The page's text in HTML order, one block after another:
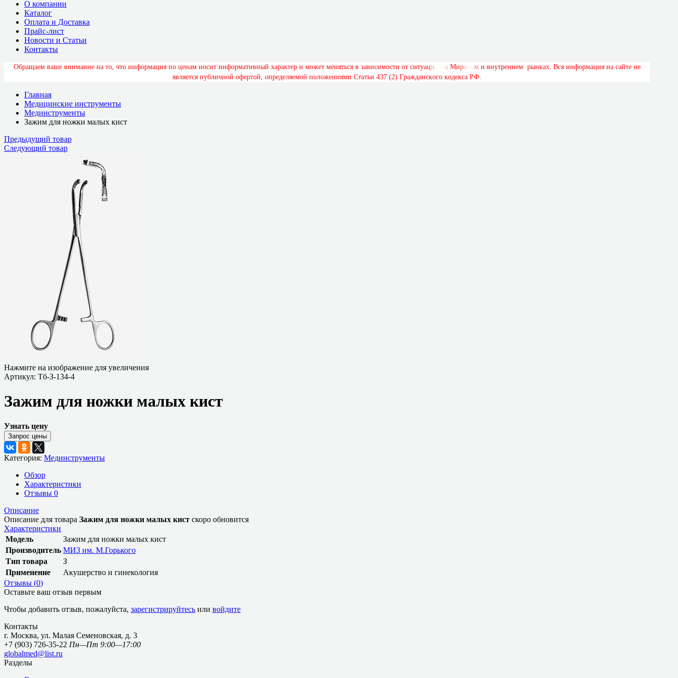
О компании
Каталог
Оплата и Доставка
Прайс-лист
Новости и Статьи
Контакты
Обращаем ваше внимание на то, что информация по ценам носит информативный характер и может меняться в зависимости от ситуаци а Миров ом и внутреннем рынках. Вся информация на сайте не
является публичной офертой, определяемой положениями Статьи 437 (2) Гражданского кодекса РФ.
Главная
Медицинские инструменты
Мединструменты
Зажим для ножки малых кист
Предыдущий товар
Следующий товар
Нажмите на изображение для увеличения
Артикул: Тб-З-134-4
Зажим для ножки малых кист
Узнать цену
Категория: Мединструменты
Обзор
Характеристики
Отзывы 0
Описание
Описание для товара Зажим для ножки малых кист скоро обновится
Характеристики
Модель
Зажим для ножки малых кист
Производитель МИЗ им. М.Горького
Тип товара
З
Применение
Акушерство и гинекология
Отзывы (0)
Оставьте ваш отзыв первым
Чтобы добавить отзыв, пожалуйста, зарегистрируйтесь или войдите
Контакты
г. Москва, ул. Малая Семеновская, д. 3
+7 (903) 726-35-22 Пн—Пт 9:00—17:00
globalmed@list.ru
Разделы